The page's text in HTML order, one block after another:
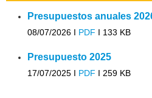
Presupuestos anuales
08/07/2026 I PDF I 133 KB
Presupuesto 2025
17/07/2025 I PDF I 259 KB